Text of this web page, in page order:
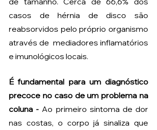
casos de hérnia de disco são
reabsorvidos pelo próprio organismo
através de  mediadores inflamatórios
e imunológicos locais.
É fundamental para um diagnóstico
precoce no caso de um problema na
coluna - Ao primeiro sintoma de dor
nas costas, o corpo já sinaliza que